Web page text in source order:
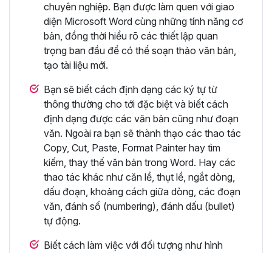
chuyên nghiệp. Bạn được làm quen với giao
diện Microsoft Word cùng những tính năng cơ
bản, đồng thời hiểu rõ các thiết lập quan
trọng ban đầu để có thể soạn thảo văn bản,
tạo tài liệu mới.
Bạn sẽ biết cách định dạng các ký tự từ
thông thường cho tới đặc biệt và biết cách
định dạng được các văn bản cũng như đoạn
văn. Ngoài ra bạn sẽ thành thạo các thao tác
Copy, Cut, Paste, Format Painter hay tìm
kiếm, thay thế văn bản trong Word. Hay các
thao tác khác như căn lề, thụt lề, ngắt dòng,
dấu đoạn, khoảng cách giữa dòng, các đoạn
văn, đánh số (numbering), đánh dấu (bullet)
tự động.
Biết cách làm việc với đối tượng như hình